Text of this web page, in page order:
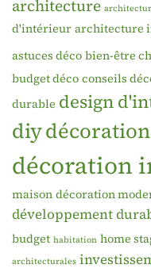
architecture
d'intérieur architecture
astuces déco bien-être
budget déco conseils
durable design
diydécoration
décoration
maison décoration
développement
budget habitation home
architecturales